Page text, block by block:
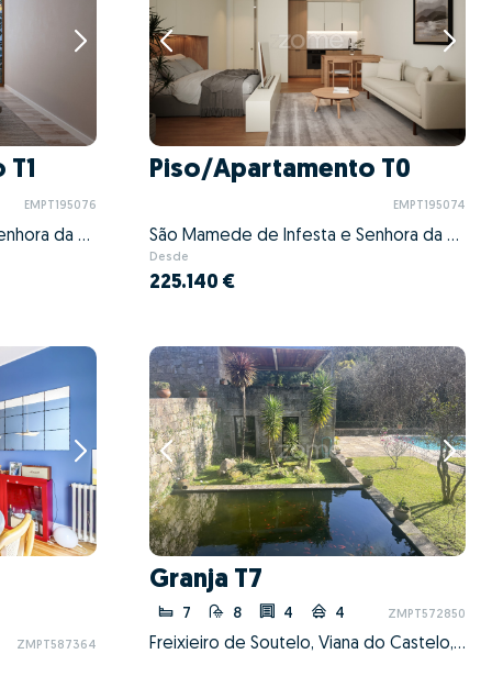
EMPT195076
São Mamede de Infesta e Senhora da Hora, Matosinhos, Porto
Piso/Apartamento T0
EMPT195074
São Mamede de Infesta e Senhora da Hora, Matosinhos, Porto
Desde
225.140 €
ZMPT587364
Granja T7
7 8 4 4 ZMPT572850
Freixieiro de Soutelo, Viana do Castelo, Viana do Castelo